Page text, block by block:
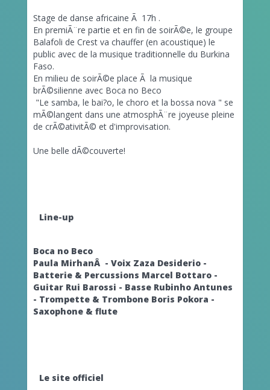
Stage de danse africaine Ã 17h .
En premiÃ¨re partie et en fin de soirÃ©e, le groupe
Balafoli de Crest va chauffer (en acoustique) le
public avec de la musique traditionnelle du Burkina
Faso.
En milieu de soirÃ©e place Ã la musique
brÃ©silienne avec Boca no Beco
"Le samba, le bai?o, le choro et la bossa nova " se
mÃ©langent dans une atmosphÃ¨re joyeuse pleine
de crÃ©ativitÃ© et d'improvisation.
Une belle dÃ©couverte!
Line-up
Boca no Beco
Paula MirhanÂ - Voix Zaza Desiderio -
Batterie & Percussions Marcel Bottaro -
Guitar Rui Barossi - Basse Rubinho Antunes
- Trompette & Trombone Boris Pokora -
Saxophone & flute
Le site officiel